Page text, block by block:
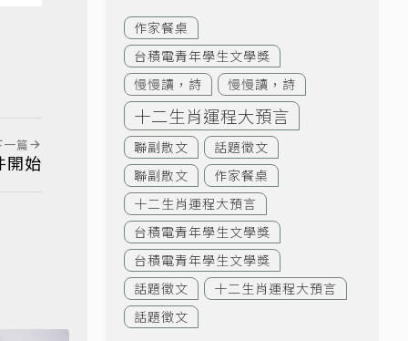
一篇
開始
作家餐桌
台積電青年學生文學獎
慢慢讀，詩
慢慢讀，詩
十二生肖運程大預言
聯副散文
話題徵文
聯副散文
作家餐桌
十二生肖運程大預言
台積電青年學生文學獎
台積電青年學生文學獎
話題徵文
十二生肖運程大預言
話題徵文